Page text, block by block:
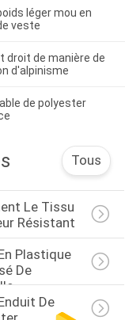
léger mou en
veste
droit de manière de
d'alpinisme
de polyester
Tous
Le Tissu
Résistant
Plastique
De
De